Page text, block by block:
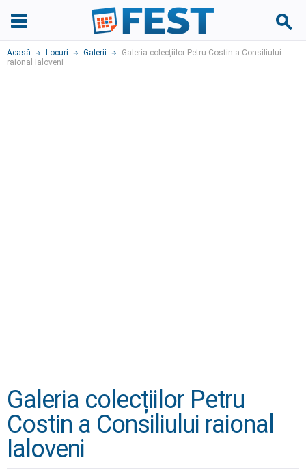
Acasă Locuri Galerii
Galeria colecțiilor Petru Costin a Consiliului
raional Ialoveni
Galeria colecțiilor Petru
Costin a Consiliului raional
Ialoveni